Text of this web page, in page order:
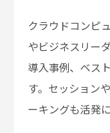
クラウドコンピ
やビジネスリー
導入事例、ベス
す。セッション
ーキングも活発